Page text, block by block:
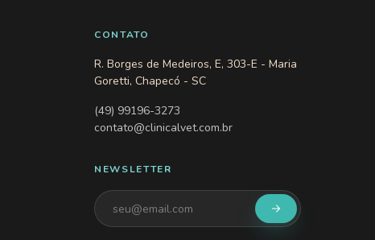
CONTATO
R. Borges de Medeiros, E, 303-E - Maria
Goretti, Chapecó - SC
(49) 99196-3273
contato@clinicalvet.com.br
NEWSLETTER